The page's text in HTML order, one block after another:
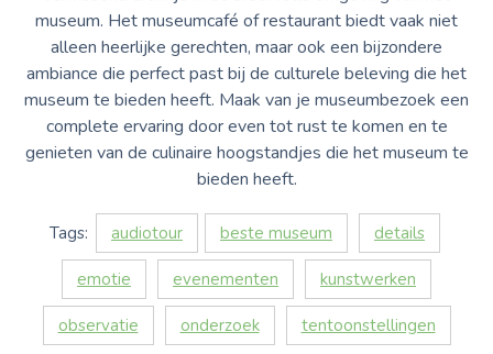
museum. Het museumcafé of restaurant biedt vaak niet
alleen heerlijke gerechten, maar ook een bijzondere
ambiance die perfect past bij de culturele beleving die het
museum te bieden heeft. Maak van je museumbezoek een
complete ervaring door even tot rust te komen en te
genieten van de culinaire hoogstandjes die het museum te
bieden heeft.
Tags: audiotour beste museum details
emotie evenementen kunstwerken
observatie onderzoek tentoonstellingen